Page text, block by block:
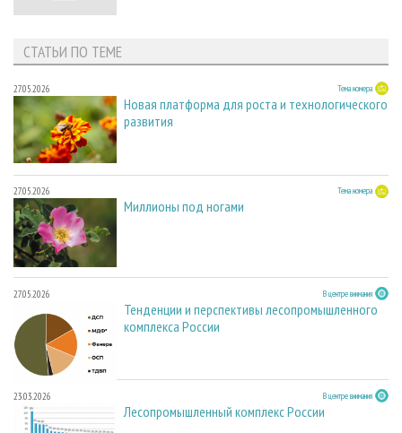
СТАТЬИ ПО ТЕМЕ
27.05.2026 Тема номера
Новая платформа для роста и технологического
развития
27.05.2026 Тема номера
Миллионы под ногами
27.05.2026 В центре внимания
Тенденции и перспективы лесопромышленного
комплекса России
23.03.2026 В центре внимания
Лесопромышленный комплекс России